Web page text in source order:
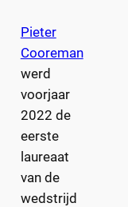
Pieter
Cooreman
werd
voorjaar
2022 de
eerste
laureaat
van de
wedstrijd